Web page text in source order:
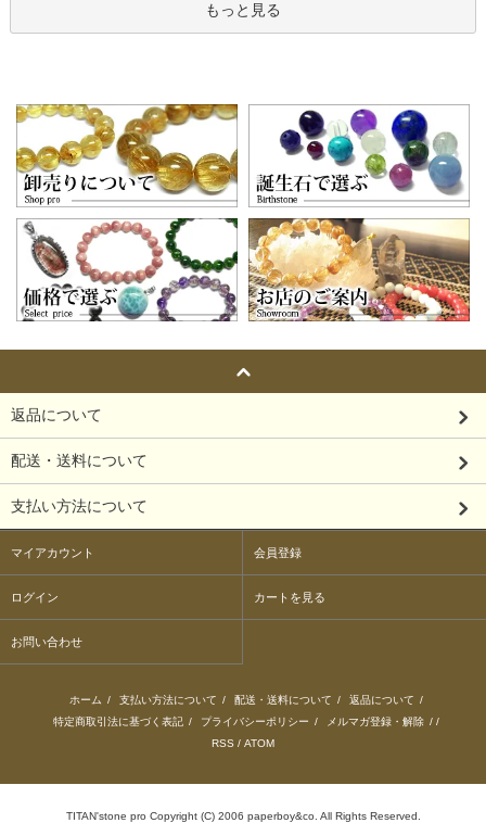
もっと見る
返品について
配送・送料について
支払い方法について
マイアカウント 会員登録
ログイン カートを見る
お問い合わせ
ホーム / 支払い方法について / 配送・送料について / 返品について /
特定商取引法に基づく表記 / プライバシーポリシー / メルマガ登録・解除 / /
RSS / ATOM
TITAN'stone pro Copyright (C) 2006 paperboy&co. All Rights Reserved.